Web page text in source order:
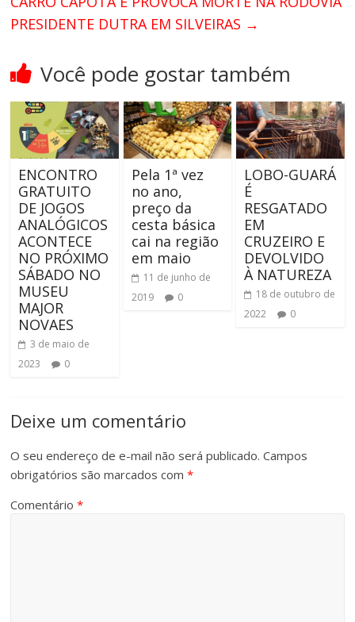
PRESIDENTE DUTRA EM SILVEIRAS →
Você pode gostar também
ENCONTRO
GRATUITO
DE JOGOS
ANALÓGICOS
ACONTECE
NO PRÓXIMO
SÁBADO NO
MUSEU
MAJOR
NOVAES
3 de maio de
2023
0
Pela 1ª vez
no ano,
preço da
cesta básica
cai na região
em maio
11 de junho de
2019
0
LOBO-GUARÁ
É
RESGATADO
EM
CRUZEIRO E
DEVOLVIDO
À NATUREZA
18 de outubro de
2022
0
Deixe um comentário
O seu endereço de e-mail não será publicado. Campos
obrigatórios são marcados com*
Comentário*